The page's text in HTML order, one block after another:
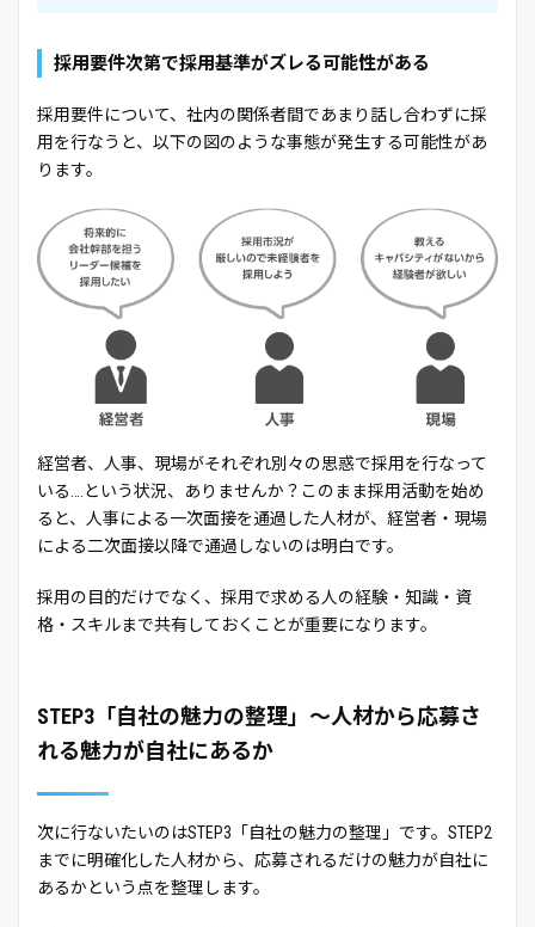
採用要件次第で採用基準がズレる可能性がある
採用要件について、社内の関係者間であまり話し合わずに採
用を行なうと、以下の図のような事態が発生する可能性があ
ります。
経営者、人事、現場がそれぞれ別々の思惑で採用を行なって
いる….という状況、ありませんか？このまま採用活動を始め
ると、人事による一次面接を通過した人材が、経営者・現場
による二次面接以降で通過しないのは明白です。
採用の目的だけでなく、採用で求める人の経験・知識・資
格・スキルまで共有しておくことが重要になります。
STEP3「自社の魅力の整理」～人材から応募さ
れる魅力が自社にあるか
次に行ないたいのはSTEP3「自社の魅力の整理」です。STEP2
までに明確化した人材から、応募されるだけの魅力が自社に
あるかという点を整理します。